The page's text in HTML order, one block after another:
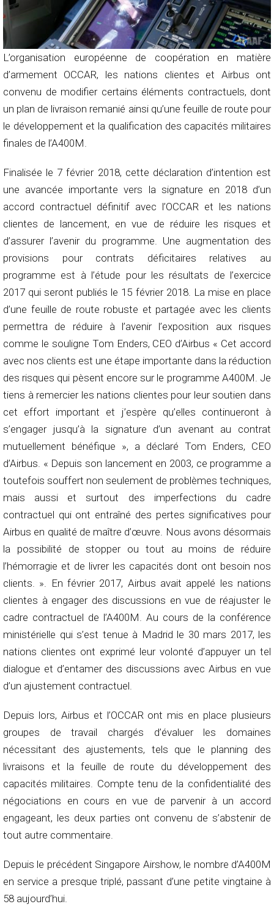
L’organisation européenne de coopération en matière
d’armement OCCAR, les nations clientes et Airbus ont
convenu de modifier certains éléments contractuels, dont
un plan de livraison remanié ainsi qu’une feuille de route pour
le développement et la qualification des capacités militaires
finales de l’A400M.
Finalisée le 7 février 2018, cette déclaration d’intention est
une avancée importante vers la signature en 2018 d’un
accord contractuel définitif avec l’OCCAR et les nations
clientes de lancement, en vue de réduire les risques et
d’assurer l’avenir du programme. Une augmentation des
provisions pour contrats déficitaires relatives au
programme est à l’étude pour les résultats de l’exercice
2017 qui seront publiés le 15 février 2018. La mise en place
d’une feuille de route robuste et partagée avec les clients
permettra de réduire à l’avenir l’exposition aux risques
comme le souligne Tom Enders, CEO d’Airbus « Cet accord
avec nos clients est une étape importante dans la réduction
des risques qui pèsent encore sur le programme A400M. Je
tiens à remercier les nations clientes pour leur soutien dans
cet effort important et j’espère qu’elles continueront à
s’engager jusqu’à la signature d’un avenant au contrat
mutuellement bénéfique », a déclaré Tom Enders, CEO
d’Airbus. « Depuis son lancement en 2003, ce programme a
toutefois souffert non seulement de problèmes techniques,
mais aussi et surtout des imperfections du cadre
contractuel qui ont entraîné des pertes significatives pour
Airbus en qualité de maître d’œuvre. Nous avons désormais
la possibilité de stopper ou tout au moins de réduire
l’hémorragie et de livrer les capacités dont ont besoin nos
clients. ». En février 2017, Airbus avait appelé les nations
clientes à engager des discussions en vue de réajuster le
cadre contractuel de l’A400M. Au cours de la conférence
ministérielle qui s’est tenue à Madrid le 30 mars 2017, les
nations clientes ont exprimé leur volonté d’appuyer un tel
dialogue et d’entamer des discussions avec Airbus en vue
d’un ajustement contractuel.
Depuis lors, Airbus et l’OCCAR ont mis en place plusieurs
groupes de travail chargés d’évaluer les domaines
nécessitant des ajustements, tels que le planning des
livraisons et la feuille de route du développement des
capacités militaires. Compte tenu de la confidentialité des
négociations en cours en vue de parvenir à un accord
engageant, les deux parties ont convenu de s’abstenir de
tout autre commentaire.
Depuis le précédent Singapore Airshow, le nombre d’A400M
en service a presque triplé, passant d’une petite vingtaine à
58 aujourd’hui.